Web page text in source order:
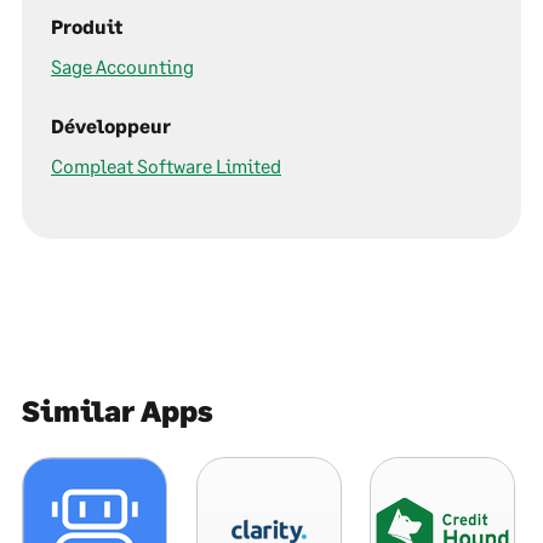
Produit
Sage Accounting
Développeur
Compleat Software Limited
Similar Apps